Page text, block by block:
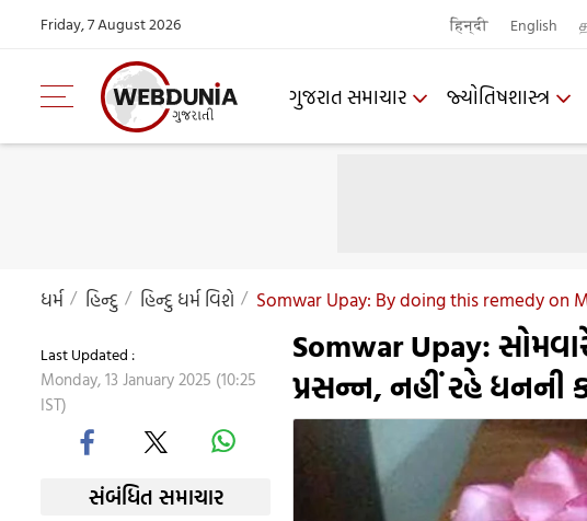
Friday, 7 August 2026 हिन्दी English
ગુજરાત સમાચાર જ્યોતિષશાસ્ત્ર
ધર્મ હિન્દુ હિન્દુ ધર્મ વિશે Somwar Upay: By doing this remedy on
Last Updated :
Monday, 13 January 2025 (10:25
IST)
સંબંધિત સમાચાર
Somwar Upay:
પ્રસન્ન, નહીં રહે ધનની